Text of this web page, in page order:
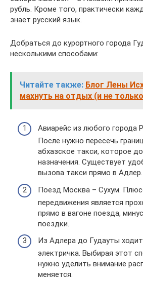
рубль. Кроме того, практически
знает русский язык.
Добраться до курортного города
несколькими способами:
Читайте также: Блог Лены
махнуть на отдых (и не
Авиарейс из любого города
После нужно пересечь
абхазское такси, которое
назначения. Существует
вызова такси прямо в Адлер.
Поезд Москва – Сухум.
передвижения является
прямо в вагоне поезда,
поездки.
Из Адлера до Гудауты
электричка. Выбирая этот
нужно уделить внимание
меняется.